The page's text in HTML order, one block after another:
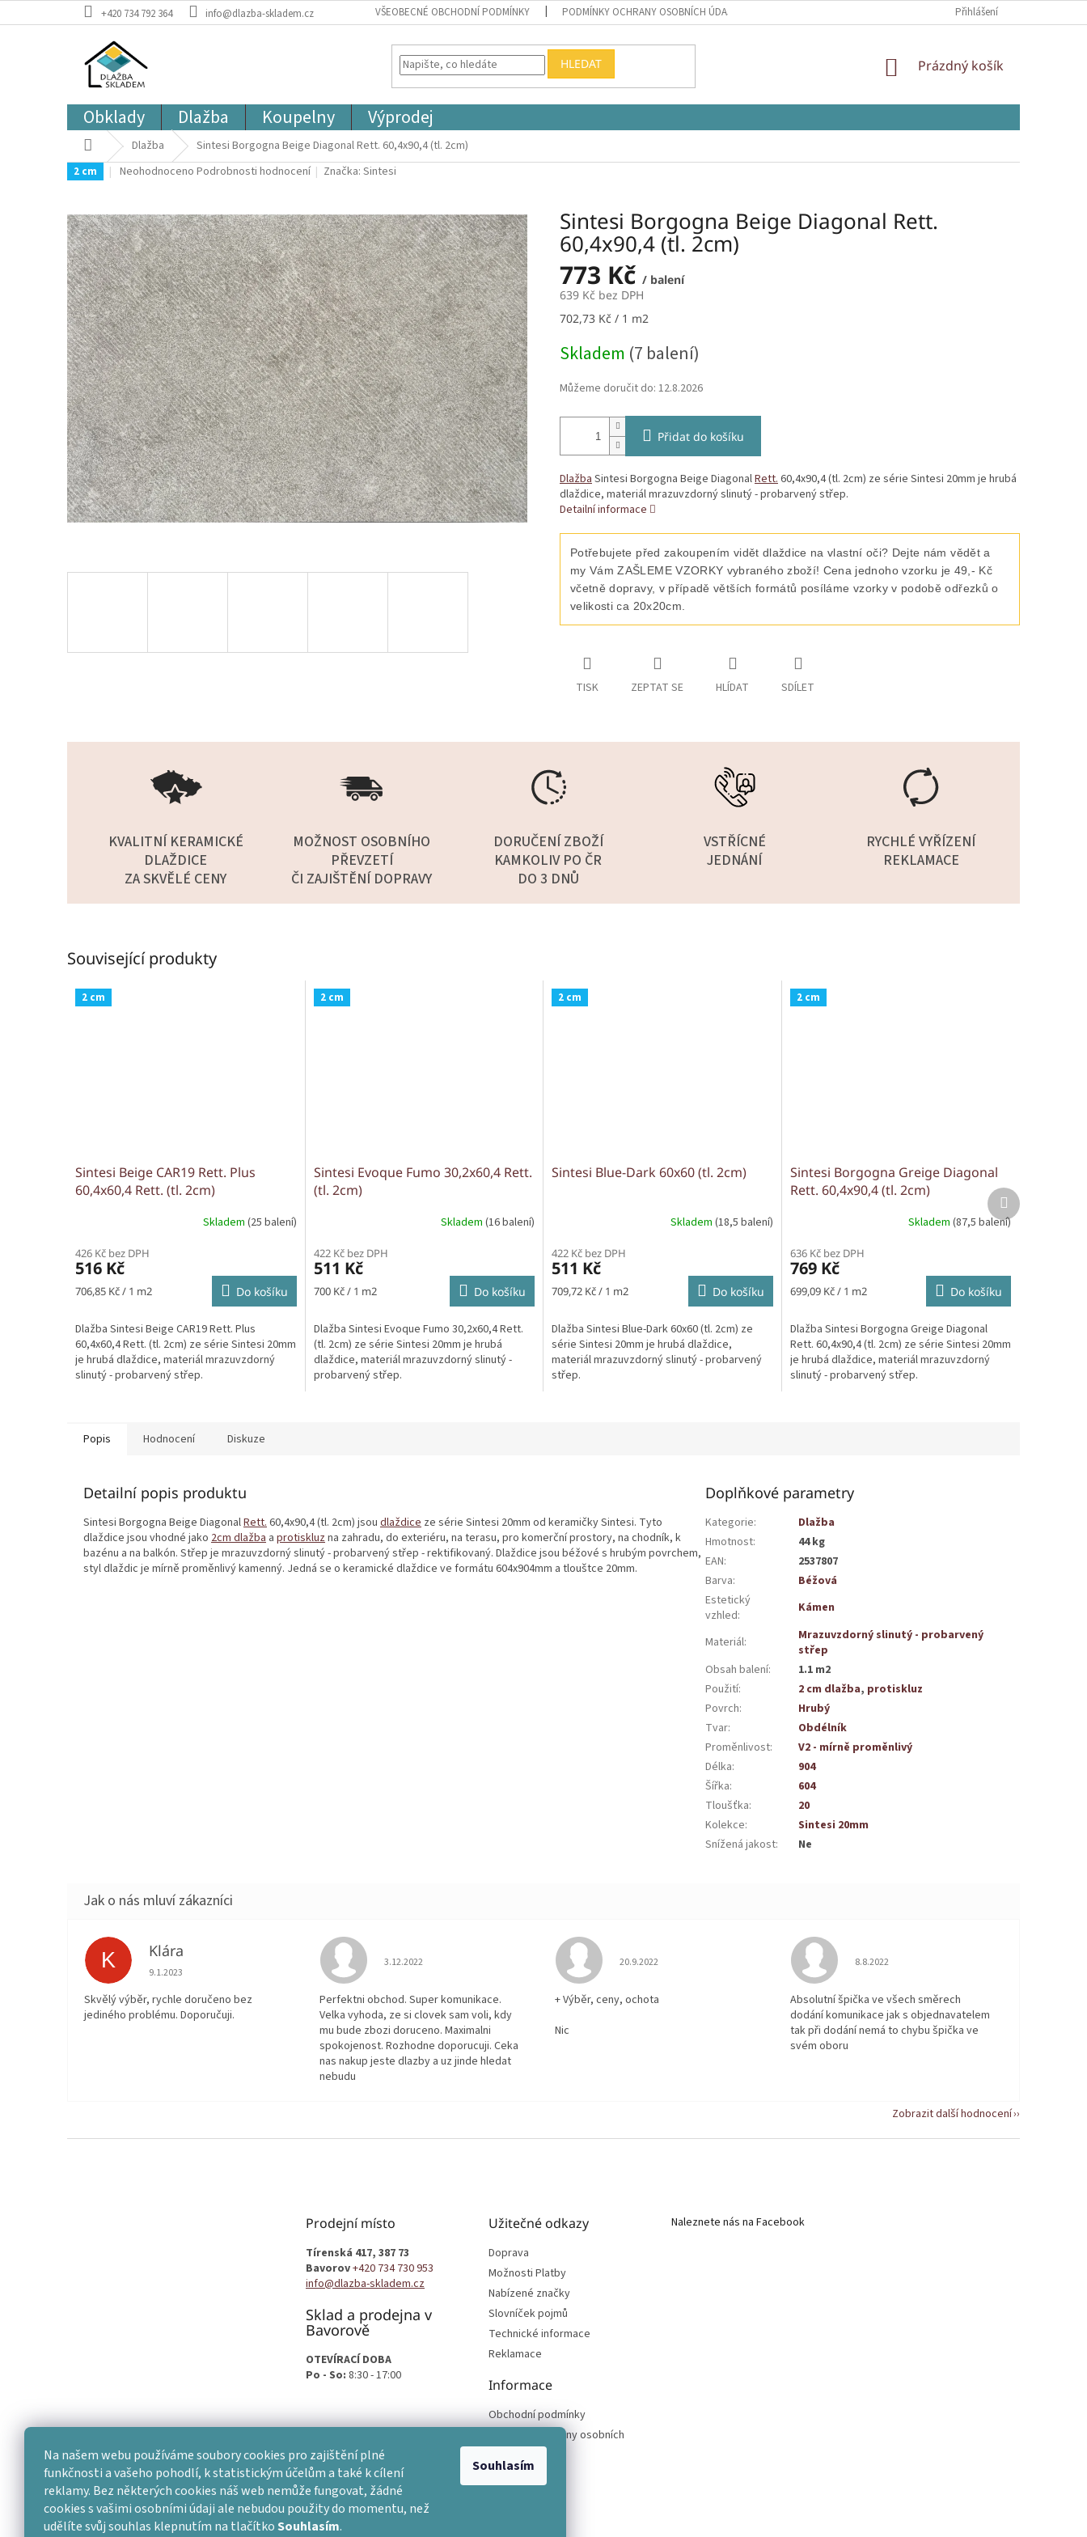
Na našem webu používáme soubory cookies pro zajištění plné
funkčnosti a vašeho pohodlí, k statistickým účelům a také k cílení
reklamy. Bez některých cookies náš web nemůže fungovat, žádné
cookies s vašimi osobními údaji ale nebudou použity do momentu, než
udělíte svůj souhlas klepnutím na tlačítkoSouhlasím.
Souhlasím
na
+420 734 792 364 info@dlazba-skladem.cz VŠEOBECNÉ OBCHODNÍ PODMÍNKY PODMÍNKY OCHRANY OSOBNÍCH ÚDAJŮ Přihlášení
HLEDAT
NÁKUPNÍ
Prázdný košík
Obklady Dlažba Koupelny Výprodej
Domů Dlažba Sintesi Borgogna Beige Diagonal Rett. 60,4x90,4 (tl. 2cm)
2 cm
Průměrné
je
0,0
z
5
hvězdiček.
Neohodnoceno Podrobnosti hodnocení Značka:Sintesi
Sintesi Borgogna Beige Diagonal Rett.
60,4x90,4 (tl. 2cm)
773 Kč / balení
639 Kč bez DPH
Měrná
702,73 Kč / 1 m2
Skladem (7 balení)
Můžeme doručit do: 12.8.2026
Přidat do košíku
DlažbaSintesi Borgogna Beige DiagonalRett.60,4x90,4 (tl. 2cm) ze série Sintesi 20mm je hrubá
dlaždice, materiál mrazuvzdorný slinutý - probarvený střep.
Detailní informace
Potřebujete před zakoupením vidět dlaždice na vlastní oči? Dejte nám vědět a
my Vám ZAŠLEME VZORKY vybraného zboží! Cena jednoho vzorku je 49,- Kč
včetně dopravy, v případě větších formátů posíláme vzorky v podobě odřezků o
velikosti ca 20x20cm.
TISK ZEPTAT SE HLÍDAT SDÍLET
KVALITNÍ KERAMICKÉ
DLAŽDICE
ZA SKVĚLÉ CENY
MOŽNOST OSOBNÍHO
PŘEVZETÍ
ČI ZAJIŠTĚNÍ DOPRAVY
DORUČENÍ ZBOŽÍ
KAMKOLIV PO ČR
DO 3 DNŮ
VSTŘÍCNÉ
JEDNÁNÍ
RYCHLÉ VYŘÍZENÍ
REKLAMACE
Související produkty
2 cm
Sintesi Beige CAR19 Rett. Plus
60,4x60,4 Rett. (tl. 2cm)
Skladem (25 balení)
426 Kč bez DPH
516 Kč
Měrná
706,85 Kč / 1 m2 Do košíku
Dlažba Sintesi Beige CAR19 Rett. Plus
60,4x60,4 Rett. (tl. 2cm) ze série Sintesi 20mm
je hrubá dlaždice, materiál mrazuvzdorný
slinutý - probarvený střep.
2 cm
Sintesi Evoque Fumo 30,2x60,4 Rett.
(tl. 2cm)
Skladem (16 balení)
422 Kč bez DPH
511 Kč
Měrná
700 Kč / 1 m2 Do košíku
Dlažba Sintesi Evoque Fumo 30,2x60,4 Rett.
(tl. 2cm) ze série Sintesi 20mm je hrubá
dlaždice, materiál mrazuvzdorný slinutý -
probarvený střep.
2 cm
Sintesi Blue-Dark 60x60 (tl. 2cm)
Skladem (18,5 balení)
422 Kč bez DPH
511 Kč
Měrná
709,72 Kč / 1 m2 Do košíku
Dlažba Sintesi Blue-Dark 60x60 (tl. 2cm) ze
série Sintesi 20mm je hrubá dlaždice,
materiál mrazuvzdorný slinutý - probarvený
střep.
2 cm
Sintesi Borgogna Greige Diagonal
Rett. 60,4x90,4 (tl. 2cm)
Skladem (87,5 balení)
636 Kč bez DPH
769 Kč
Měrná
699,09 Kč / 1 m2 Do košíku
Dlažba Sintesi Borgogna Greige Diagonal
Rett. 60,4x90,4 (tl. 2cm) ze série Sintesi 20mm
je hrubá dlaždice, materiál mrazuvzdorný
slinutý - probarvený střep.
Další
produkt
Popis Hodnocení Diskuze
Detailní popis produktu
Sintesi Borgogna Beige DiagonalRett. 60,4x90,4 (tl. 2cm) jsou dlaždice ze série Sintesi 20mm od keramičky Sintesi. Tyto
dlaždice jsou vhodné jako 2cm dlažba a protiskluzna zahradu, do exteriéru, na terasu, pro komerční prostory, na chodník, k
bazénu a na balkón. Střep je mrazuvzdorný slinutý - probarvený střep - rektifikovaný. Dlaždice jsou béžové s hrubým povrchem,
styl dlaždic je mírně proměnlivý kamenný. Jedná se o keramické dlaždice ve formátu 604x904mm a tlouštce 20mm.
Doplňkové parametry
Kategorie:
Dlažba
Hmotnost:
44 kg
EAN:
2537807
Barva:
Béžová
Estetický
vzhled: Kámen
Materiál:
Mrazuvzdorný slinutý - probarvený
střep
Obsah balení:
1.1 m2
Použití: 2 cm dlažba, protiskluz
Povrch:
Hrubý
Tvar:
Obdélník
Proměnlivost:
V2 - mírně proměnlivý
Délka:
904
Šířka:
604
Tloušťka:
20
Kolekce:
Sintesi 20mm
Snížená jakost: Ne
K Klára
Hodnocení obchodu je 5 z 5 hvězdiček.
9.1.2023
Skvělý výběr, rychle doručeno bez
jediného problému. Doporučuji.
Hodnocení obchodu je 5 z 5 hvězdiček.
3.12.2022
Perfektni obchod. Super komunikace.
Velka vyhoda, ze si clovek sam voli, kdy
mu bude zbozi doruceno. Maximalni
spokojenost. Rozhodne doporucuji. Ceka
nas nakup jeste dlazby a uz jinde hledat
nebudu
Hodnocení obchodu je 5 z 5 hvězdiček.
20.9.2022
+ Výběr, ceny, ochota
Nic
Hodnocení obchodu je 5 z 5 hvězdiček.
8.8.2022
Absolutní špička ve všech směrech
dodání komunikace jak s objednavatelem
tak při dodání nemá to chybu špička ve
svém oboru
Zobrazit další hodnocení
Prodejní místo
Tírenská 417, 387 73
Bavorov+420 734 730 953
info@dlazba-skladem.cz
Sklad a prodejna v
Bavorově
OTEVÍRACÍ DOBA
Po - So: 8:30 - 17:00
Užitečné odkazy
Doprava
Možnosti Platby
Nabízené značky
Slovníček pojmů
Technické informace
Reklamace
Informace
Obchodní podmínky
Podmínky ochrany osobních
podmínek
Naleznete nás na Facebook